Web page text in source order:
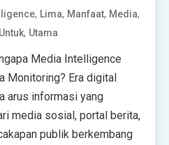
, Lima, Manfaat, Media,
Untuk, Utama
Media Intelligence
Monitoring? Era digital
arus informasi yang
media sosial, portal berita,
publik berkembang